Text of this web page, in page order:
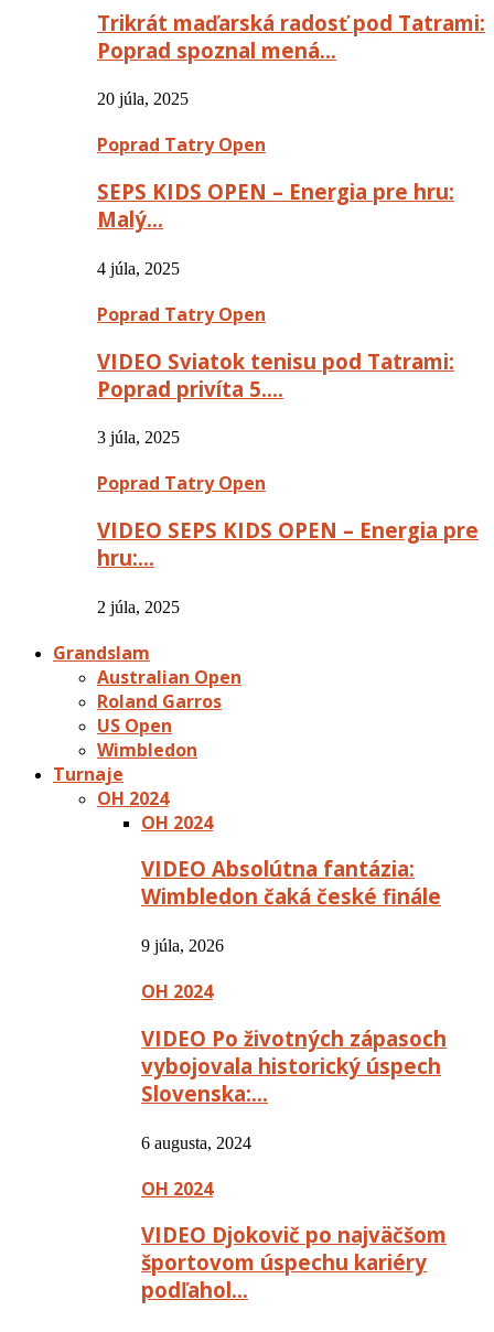
Trikrát maďarská radosť pod Tatrami:
Poprad spoznal mená…
20 júla, 2025
Poprad Tatry Open
SEPS KIDS OPEN – Energia pre hru:
Malý…
4 júla, 2025
Poprad Tatry Open
VIDEO Sviatok tenisu pod Tatrami:
Poprad privíta 5….
3 júla, 2025
Poprad Tatry Open
VIDEO SEPS KIDS OPEN – Energia pre
hru:…
2 júla, 2025
Grandslam
Australian Open
Roland Garros
US Open
Wimbledon
Turnaje
OH 2024
OH 2024
VIDEO Absolútna fantázia:
Wimbledon čaká české finále
9 júla, 2026
OH 2024
VIDEO Po životných zápasoch
vybojovala historický úspech
Slovenska:…
6 augusta, 2024
OH 2024
VIDEO Djokovič po najväčšom
športovom úspechu kariéry
podľahol…